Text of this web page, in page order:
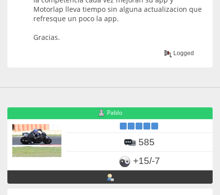
Motorlap lleva tiempo sin alguna actualizacion que
refresque un poco la app.
Gracias.
Logged
Pablo
585
+15/-7